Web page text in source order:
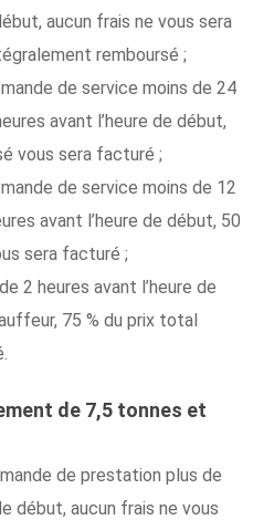
aucun frais ne vous sera
remboursé ;
de service moins de 24
avant l’heure de début,
vous sera facturé ;
de service moins de 12
avant l’heure de début, 50
sera facturé ;
2 heures avant l’heure de
75 % du prix total
de 7,5 tonnes et
de prestation plus de
début, aucun frais ne vous